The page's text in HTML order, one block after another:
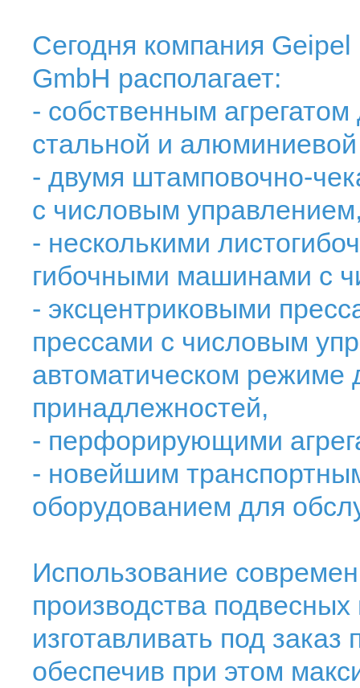
Сегодня компания
GmbH располагает:
- собственным
стальной и
- двумя штамповочно-
с числовым
- несколькими
гибочными машинами с
- эксцентриковыми
прессами с числовым
автоматическом режиме
принадлежностей,
- перфорирующими
- новейшим
оборудованием для
Использование
производства
изготавливать под
обеспечив при этом